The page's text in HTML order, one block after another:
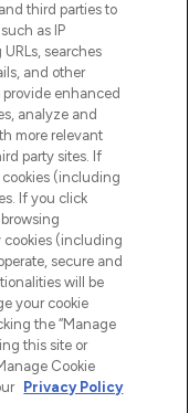
niszowych i
trendach i
redakcyjne
third parties to
as IP
searches
and other
enhanced
analyze and
more relevant
party sites. If
cookies (including
If you click
browsing
cookies (including
secure and
will be
your cookie
the “Manage
this site or
Cookie
Privacy Policy